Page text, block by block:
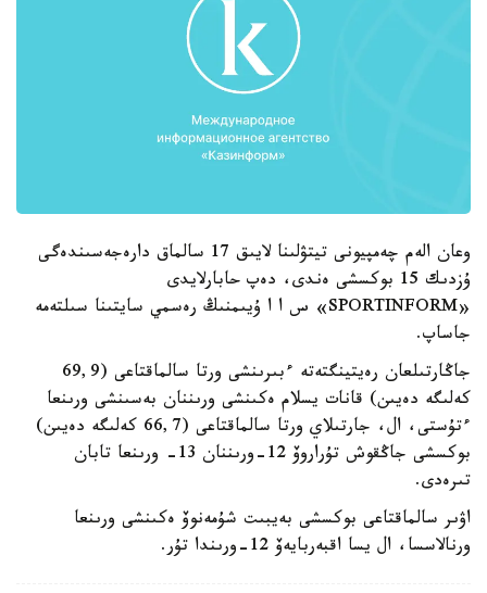
وعان الەم چەمپيونى تيتۋلىنا لايىق 17 سالماق دارەجەسىندەگى
ۇزدىك 15 بوكسشى ەندى، دەپ حابارلايدى
«SPORTINFORM» س ا ا ۇيىمنىڭ رەسمي سايتىنا سىلتەمە
جاساپ.
جاڭارتىلعان رەيتينگتەتە ءبىرىنشى ورتا سالماقتاعى (69,9
كەلىگە دەيىن) قانات يسلام ەكىنشى ورىننان بەسىنشى ورىنعا
ءتۇستى، ال، جارتىلاي ورتا سالماقتاعى (66,7 كەلىگە دەيىن)
بوكسشى جاڭقوش تۇراروۆ 12-ورىننان 13- ورىنعا تابان
تىرەدى.
اۋىر سالماقتاعى بوكسشى بەيبىت شۇمەنوۆ ەكىنشى ورىنعا
ورنالاسسا، ال يسا اقبەربايەۆ 12-ورىندا تۇر.